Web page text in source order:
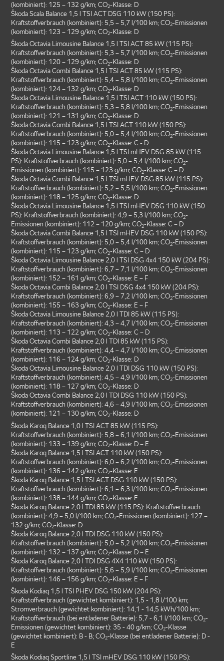
(kombiniert): 125 – 132 g/km; CO2-Klasse: D
Škoda Scala Balance 1,5 l TSI ACT DSG 110 kW (150 PS):
Kraftstoffverbrauch (kombiniert): 5,5 – 5,7 l/100 km; CO2-Emissionen
(kombiniert): 123 – 129 g/km; CO2-Klasse: D
Škoda Octavia Limousine Balance 1,5 l TSI ACT 85 kW (115 PS):
Kraftstoffverbrauch (kombiniert): 5,3 – 5,7 l/100 km; CO2-Emissionen
(kombiniert): 120 – 129 g/km; CO2-Klasse: D
Škoda Octavia Combi Balance 1,5 l TSI ACT 85 kW (115 PS):
Kraftstoffverbrauch (kombiniert): 5,4 – 5,8 l/100 km; CO2-Emissionen
(kombiniert): 124 – 132 g/km; CO2-Klasse: D
Škoda Octavia Limousine Balance 1,5 l TSI ACT 110 kW (150 PS):
Kraftstoffverbrauch (kombiniert): 5,3 – 5,8 l/100 km; CO2-Emissionen
(kombiniert): 121 – 131 g/km; CO2-Klasse: D
Škoda Octavia Combi Balance 1,5 l TSI ACT 110 kW (150 PS):
Kraftstoffverbrauch (kombiniert): 5,0 – 5,4 l/100 km; CO2-Emissionen
(kombiniert): 115 – 123 g/km; CO2-Klasse: C - D
Škoda Octavia Limousine Balance 1,5 l TSI mHEV DSG 85 kW (115
PS): Kraftstoffverbrauch (kombiniert): 5,0 – 5,4 l/100 km; CO2-
Emissionen (kombiniert): 115 – 123 g/km; CO2-Klasse: C – D
Škoda Octavia Combi Balance 1,5 l TSI mHEV DSG 85 kW (115 PS):
Kraftstoffverbrauch (kombiniert): 5,2 – 5,5 l/100 km; CO2-Emissionen
(kombiniert): 118 – 125 g/km; CO2-Klasse: D
Škoda Octavia Limousine Balance 1,5 l TSI mHEV DSG 110 kW (150
PS): Kraftstoffverbrauch (kombiniert): 4,9 – 5,3 l/100 km; CO2-
Emissionen (kombiniert): 112 – 120 g/km; CO2-Klasse: C – D
Škoda Octavia Combi Balance 1,5 l TSI mHEV DSG 110 kW (150 PS):
Kraftstoffverbrauch (kombiniert): 5,0 – 5,4 l/100 km; CO2-Emissionen
(kombiniert): 115 – 123 g/km; CO2-Klasse: C – D
Škoda Octavia Limousine Balance 2,0 l TSI DSG 4x4 150 kW (204 PS):
Kraftstoffverbrauch (kombiniert): 6,7 – 7,1 l/100 km; CO2-Emissionen
(kombiniert): 152 – 161 g/km; CO2-Klasse: E – F
Škoda Octavia Combi Balance 2,0 l TSI DSG 4x4 150 kW (204 PS):
Kraftstoffverbrauch (kombiniert): 6,9 – 7,2 l/100 km; CO2-Emissionen
(kombiniert): 155 – 163 g/km; CO2-Klasse: E – F
Škoda Octavia Limousine Balance 2,0 l TDI 85 kW (115 PS):
Kraftstoffverbrauch (kombiniert): 4,3 – 4,7 l/100 km; CO2-Emissionen
(kombiniert): 113 – 122 g/km; CO2-Klasse: C – D
Škoda Octavia Combi Balance 2,0 l TDI 85 kW (115 PS):
Kraftstoffverbrauch (kombiniert): 4,4 – 4,7 l/100 km; CO2-Emissionen
(kombiniert): 116 – 124 g/km; CO2-Klasse: D
Škoda Octavia Limousine Balance 2,0 l TDI DSG 110 kW (150 PS):
Kraftstoffverbrauch (kombiniert): 4,5 – 4,9 l/100 km; CO2-Emissionen
(kombiniert): 118 – 127 g/km; CO2-Klasse: D
Škoda Octavia Combi Balance 2,0 l TDI DSG 110 kW (150 PS):
Kraftstoffverbrauch (kombiniert): 4,6 – 4,9 l/100 km; CO2-Emissionen
(kombiniert): 121 – 130 g/km; CO2-Klasse: D
Škoda Karoq Balance 1,0 l TSI ACT 85 kW (115 PS):
Kraftstoffverbrauch (kombiniert): 5,8 – 6,1 l/100 km; CO2-Emissionen
(kombiniert): 133 – 139 g/km; CO2-Klasse: D – E
Škoda Karoq Balance 1,5 l TSI ACT 110 kW (150 PS):
Kraftstoffverbrauch (kombiniert): 6,0 – 6,2 l/100 km; CO2-Emissionen
(kombiniert): 136 – 142 g/km; CO2-Klasse: E
Škoda Karoq Balance 1,5 l TSI ACT DSG 110 kW (150 PS):
Kraftstoffverbrauch (kombiniert): 6,1 – 6,3 l/100 km; CO2-Emissionen
(kombiniert): 138 – 144 g/km; CO2-Klasse: E
Škoda Karoq Balance 2,0 l TDI 85 kW (115 PS): Kraftstoffverbrauch
(kombiniert): 4,9 – 5,0 l/100 km; CO2-Emissionen (kombiniert): 127 –
132 g/km; CO2-Klasse: D
Škoda Karoq Balance 2,0 l TDI DSG 110 kW (150 PS):
Kraftstoffverbrauch (kombiniert): 5,0 – 5,2 l/100 km; CO2-Emissionen
(kombiniert): 132 – 137 g/km; CO2-Klasse: D – E
Škoda Karoq Balance 2,0 l TDI DSG 4X4 110 kW (150 PS):
Kraftstoffverbrauch (kombiniert): 5,6 – 5,9 l/100 km; CO2-Emissionen
(kombiniert): 146 – 156 g/km; CO2-Klasse: E – F
Škoda Kodiaq 1,5 l TSI PHEV DSG 150 kW (204 PS):
Kraftstoffverbrauch (gewichtet kombiniert): 1,5 - 1,8 l/100 km;
Stromverbrauch (gewichtet kombiniert): 14,1 - 14,5 kWh/100 km;
Kraftstoffverbrauch (bei entladener Batterie): 5,7 - 6,1 l/100 km; CO2-
Emissionen (gewichtet kombiniert): 35 - 40 g/km; CO2-Klasse
(gewichtet kombiniert): B - B; CO2-Klasse (bei entladener Batterie): D -
E
Škoda Kodiaq Sportline 1,5 l TSI mHEV DSG 110 kW (150 PS):